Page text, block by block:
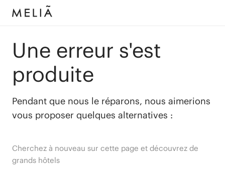
Une erreur s'est
produite
Pendant que nous le réparons, nous aimerions
vous proposer quelques alternatives :
Cherchez à nouveau sur cette page et découvrez de
grands hôtels